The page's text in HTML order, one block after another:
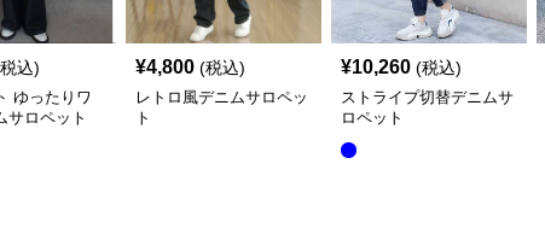
込)
ゆったりワ
サロペット
¥4,800 (税込)
レトロ風デニムサロペッ
ト
¥10,260 (税込)
ストライプ切替デニムサ
ロペット